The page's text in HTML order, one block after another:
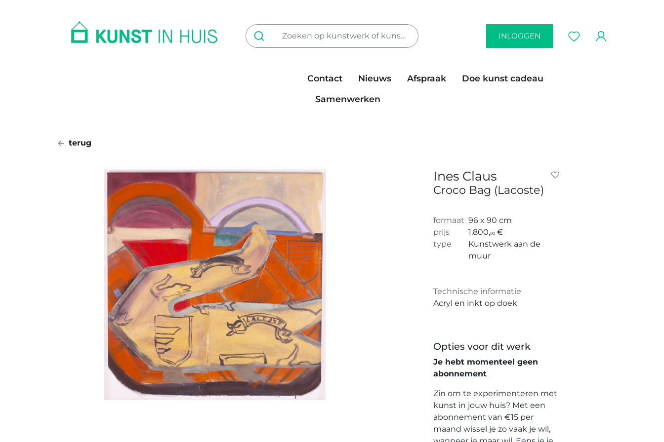
INLOGGEN
Contact Nieuws Afspraak
Doe kunst cadeau
Samenwerken
terug
Ines Claus
Croco Bag (Lacoste)
formaat 96 x 90 cm
prijs
1.800,00 €
type
Kunstwerk aan de
muur
Technische informatie
Acryl en inkt op doek
Opties voor dit werk
Je hebt momenteel geen
abonnement
Zin om te experimenteren met
kunst in jouw huis? Met een
abonnement van €15 per
maand wissel je zo vaak je wil,